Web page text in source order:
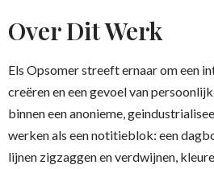
Over Dit Werk
Els Opsomer streeft ernaar om een
creëren en een gevoel van
binnen een anonieme,
werken als een notitieblok: een
lijnen zigzaggen en verdwijnen,